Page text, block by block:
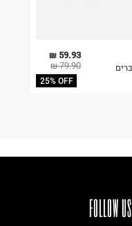
59.93 ₪
79.90 ₪
25% OFF
FOLLOW US